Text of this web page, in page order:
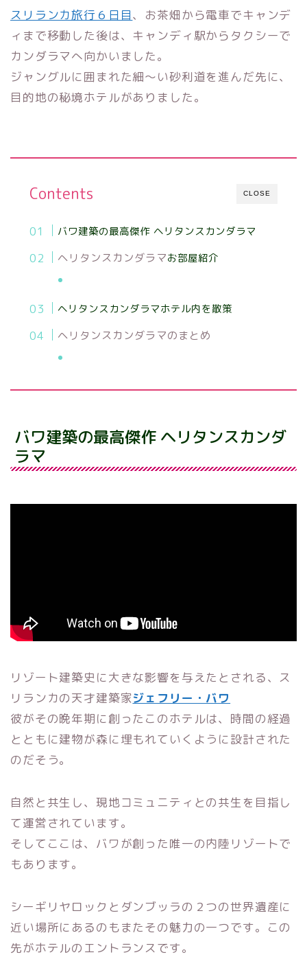
スリランカ旅行６日目、お茶畑から電車でキャンデ
ィまで移動した後は、キャンディ駅からタクシーで
カンダラマへ向かいました。
ジャングルに囲まれた細〜い砂利道を進んだ先に、
目的地の秘境ホテルがありました。
CLOSE
Contents
バワ建築の最高傑作 ヘリタンスカンダラマ
ヘリタンスカンダラマお部屋紹介
ヘリタンスカンダラマホテル内を散策
ヘリタンスカンダラマのまとめ
バワ建築の最高傑作 ヘリタンスカンダ
ラマ
リゾート建築史に大きな影響を与えたとされる、ス
リランカの天才建築家ジェフリー・バワ
彼がその晩年期に創ったこのホテルは、時間の経過
とともに建物が森に埋もれていくように設計された
のだそう。
自然と共生し、現地コミュニティとの共生を目指し
て運営されています。
そしてここは、バワが創った唯一の内陸リゾートで
もあります。
シーギリヤロックとダンブッラの２つの世界遺産に
近い場所にあるのもまたその魅力の一つです。この
先がホテルのエントランスです。